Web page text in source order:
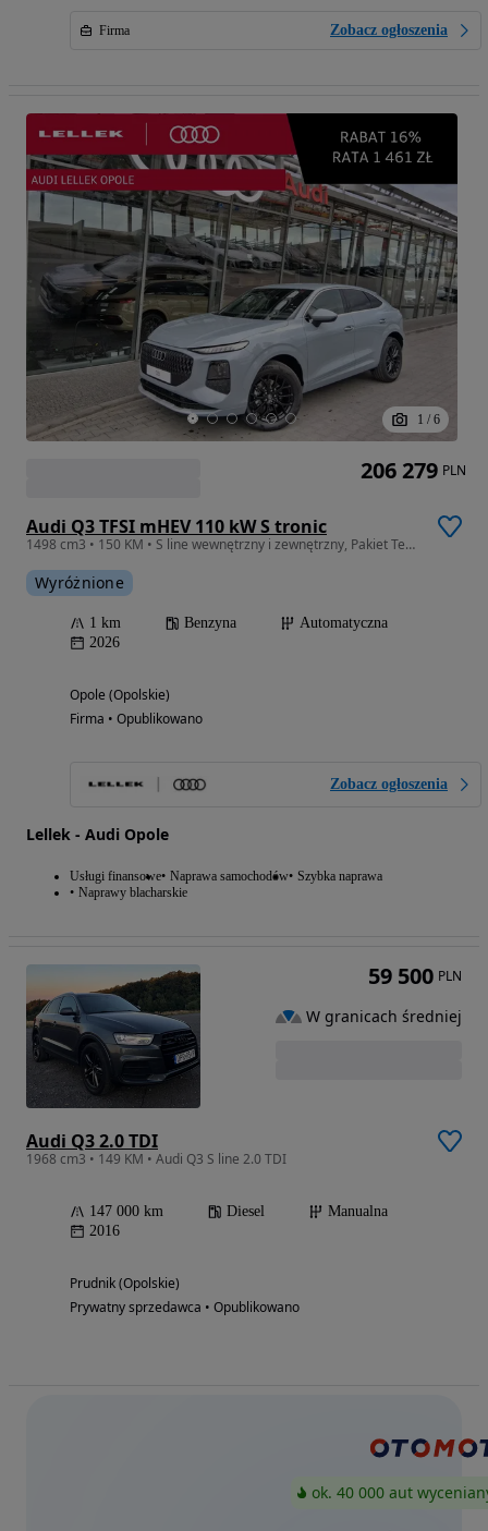
Firma Zobacz ogłoszenia
1 / 6
Audi Q3 TFSI mHEV 110 kW S tronic
1498 cm3 • 150 KM • S line wewnętrzny i zewnętrzny, Pakiet Tech Plus (905)
Wyróżnione
1 km Benzyna
Automatyczna
2026
Opole (Opolskie)
Firma • Opublikowano
Zobacz ogłoszenia
Lellek - Audi Opole
Usługi finansowe Naprawa samochodów Szybka naprawa
Naprawy blacharskie
206 279 PLN
Audi Q3 2.0 TDI
1968 cm3 • 149 KM • Audi Q3 S line 2.0 TDI
147 000 km Diesel
Manualna
2016
Prudnik (Opolskie)
Prywatny sprzedawca • Opublikowano
59 500 PLN
W granicach średniej
ok. 40 000 aut